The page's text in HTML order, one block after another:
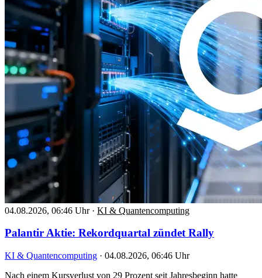
04.08.2026, 06:46 Uhr · KI & Quantencomputing
Palantir Aktie: Rekordquartal zündet Rally
KI & Quantencomputing · 04.08.2026, 06:46 Uhr
Nach einem Kursverlust von 29 Prozent seit Jahresbeginn hatte